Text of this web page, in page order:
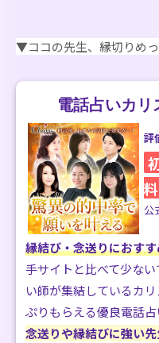
▼ココの先生、縁切りめ
電話占いカリ
評
料
公
縁結び・念送りにおす
手サイトと比べて少な
い師が集結しているカ
ぷりもらえる優良電話占
念送りや縁結びに強い